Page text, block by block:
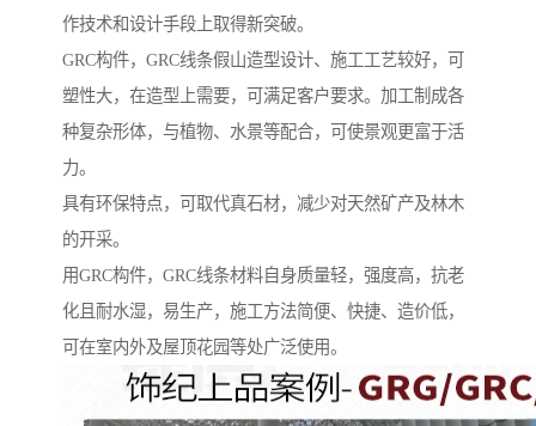
作技术和设计手段上取得新突破。
GRC构件，GRC线条假山造型设计、施工工艺较好，可
塑性大，在造型上需要，可满足客户要求。加工制成各
种复杂形体，与植物、水景等配合，可使景观更富于活
力。
具有环保特点，可取代真石材，减少对天然矿产及林木
的开采。
用GRC构件，GRC线条材料自身质量轻，强度高，抗老
化且耐水湿，易生产，施工方法简便、快捷、造价低，
可在室内外及屋顶花园等处广泛使用。